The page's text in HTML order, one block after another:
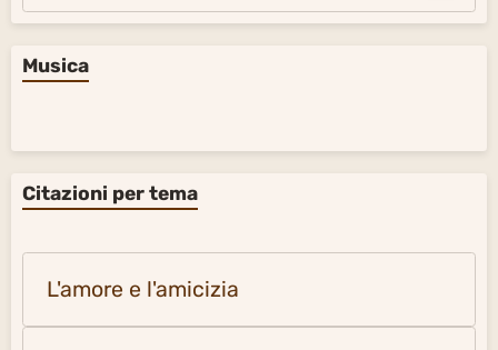
Musica
Citazioni per tema
L'amore e l'amicizia